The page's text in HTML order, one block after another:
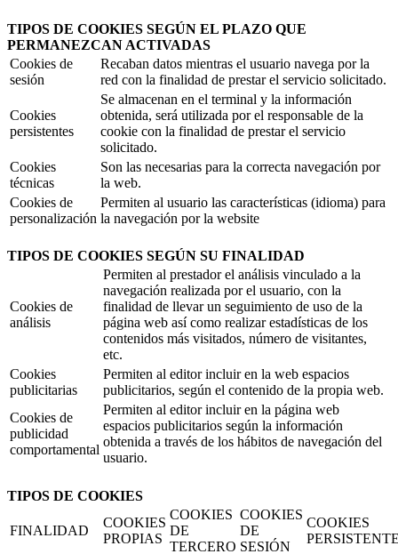
TIPOS DE COOKIES SEGÚN EL PLAZO QUE
PERMANEZCAN ACTIVADAS
Cookies de
sesión
Recaban datos mientras el usuario navega por la
red con la finalidad de prestar el servicio solicitado.
Cookies
persistentes
Se almacenan en el terminal y la información
obtenida, será utilizada por el responsable de la
cookie con la finalidad de prestar el servicio
solicitado.
Cookies
técnicas
Son las necesarias para la correcta navegación por
la web.
Cookies de
personalización
Permiten al usuario las características (idioma) para
la navegación por la website
TIPOS DE COOKIES SEGÚN SU FINALIDAD
Cookies de
análisis
Permiten al prestador el análisis vinculado a la
navegación realizada por el usuario, con la
finalidad de llevar un seguimiento de uso de la
página web así como realizar estadísticas de los
contenidos más visitados, número de visitantes,
etc.
Cookies
publicitarias
Permiten al editor incluir en la web espacios
publicitarios, según el contenido de la propia web.
Cookies de
publicidad
comportamental
Permiten al editor incluir en la página web
espacios publicitarios según la información
obtenida a través de los hábitos de navegación del
usuario.
TIPOS DE COOKIES
FINALIDAD
COOKIES
PROPIAS
COOKIES
DE
TERCERO
COOKIES
DE
SESIÓN
COOKIES